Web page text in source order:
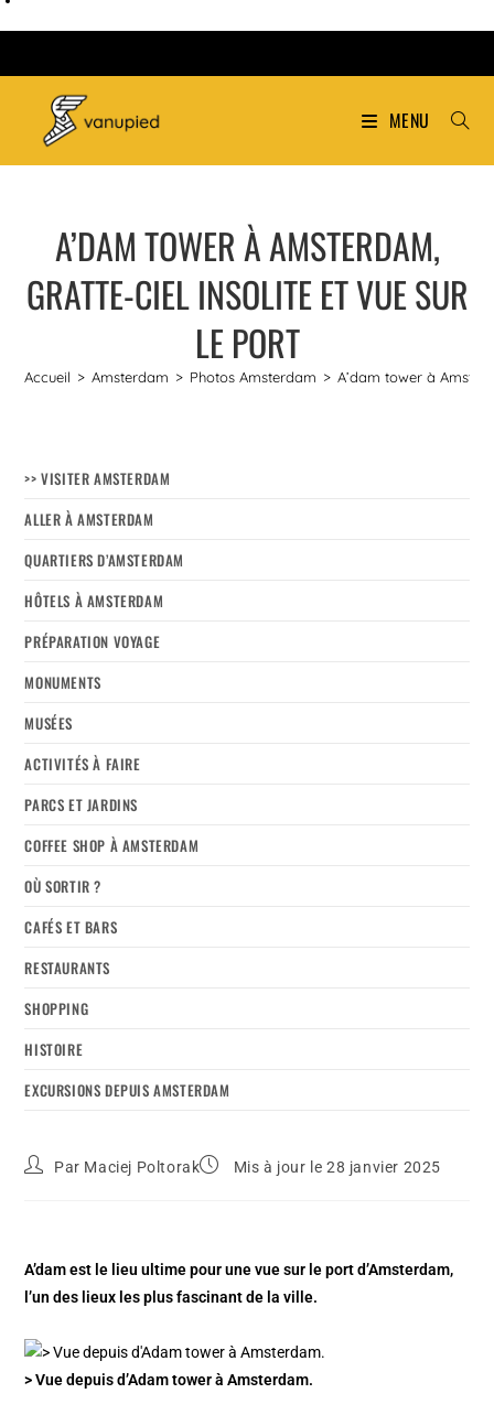
MENU
A’DAM TOWER À AMSTERDAM,
GRATTE-CIEL INSOLITE ET VUE SUR
LE PORT
Accueil > Amsterdam > Photos Amsterdam > A’dam tower à
>> VISITER AMSTERDAM
ALLER À AMSTERDAM
QUARTIERS D’AMSTERDAM
HÔTELS À AMSTERDAM
PRÉPARATION VOYAGE
MONUMENTS
MUSÉES
ACTIVITÉS À FAIRE
PARCS ET JARDINS
COFFEE SHOP À AMSTERDAM
OÙ SORTIR ?
CAFÉS ET BARS
RESTAURANTS
SHOPPING
HISTOIRE
EXCURSIONS DEPUIS AMSTERDAM
Par Maciej Poltorak Mis à jour le 28 janvier 2025
A’dam est le lieu ultime pour une vue sur le port d’Amsterdam,
l’un des lieux les plus fascinant de la ville.
> Vue depuis d’Adam tower à Amsterdam.